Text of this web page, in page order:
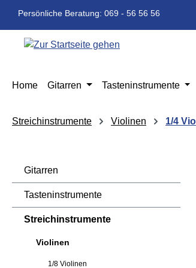
Hauptinhalt springen
Zur Suche springen
Zur Hauptnavigation springen
Persönliche Beratung: 069 - 56 56 56
Home Gitarren Tasteninstrumente
Streichinstrumente Violinen 1/4
Gitarren
Tasteninstrumente
Streichinstrumente
Violinen
1/8 Violinen